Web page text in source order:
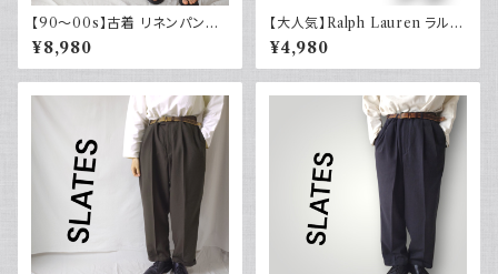
【90～00s】古着 リネンパンツ
ストライプ ライトブルー 夏 スラ
ックス
¥8,980
【大人気】Ralph Lauren ラルフ
ローレン チノパン アイボリー
¥4,980